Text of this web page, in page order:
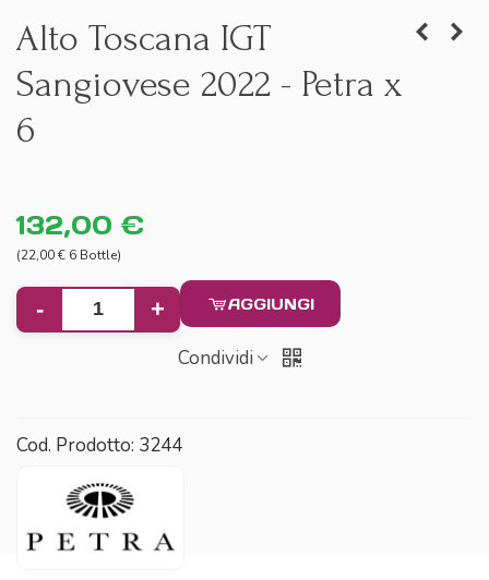
Alto Toscana IGT
Sangiovese 2022 - Petra x
6
132,00 €
(22,00 € 6 Bottle)
- + AGGIUNGI
Condividi
Cod. Prodotto: 3244